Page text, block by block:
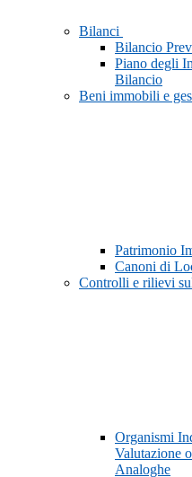
Bilanci
Bilancio
Piano degli
Bilancio
Beni immobili e
Patrimonio
Canoni di
Controlli e rilievi
Organismi
Valutazione
Analoghe